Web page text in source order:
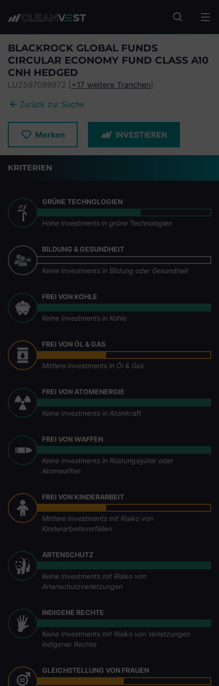
Fonds
BLACKROCK GLOBAL FUNDS
CIRCULAR ECONOMY FUND CLASS A10
CNH HEDGED
LU2597099972 [+17 weitere Tranchen]
Zurück zur Suche
Merken INVESTIEREN
KRITERIEN
GRÜNE TECHNOLOGIEN
Hohe Investments in grüne Technologien
BILDUNG & GESUNDHEIT
Keine Investments in Bildung oder Gesundheit
FREI VON KOHLE
Keine Investments in Kohle
FREI VON ÖL & GAS
Mittlere Investments in Öl & Gas
FREI VON ATOMENERGIE
Keine Investments in Atomkraft
FREI VON WAFFEN
Keine Investments in Rüstungsgüter oder
Atomwaffen
FREI VON KINDERARBEIT
Mittlere Investments mit Risiko von
Kinderarbeitsvorfällen
ARTENSCHUTZ
Keine Investments mit Risiko von
Artenschutzverletzungen
INDIGENE RECHTE
Keine Investments mit Risiko von Verletzungen
indigener Rechte
GLEICHSTELLUNG VON FRAUEN